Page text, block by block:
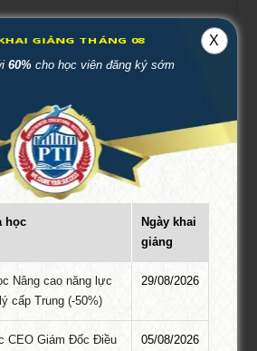
Ý
nghiệp thực chiến HOT – Chương
TikTok Shop. Khóa học chia làm 4 phần
tạo – kinh doanh – kỹ năng bán hàng –
X
GIẢNG THÁNG 08
60% cho học viên đăng ký sớm
học
Ngày khai
giảng
Nâng cao năng lực
cấp Trung (-50%)
29/08/2026
CEO Giám Đốc Điều
05/08/2026